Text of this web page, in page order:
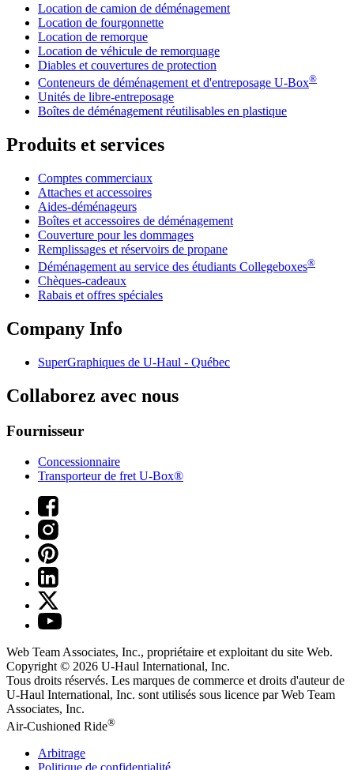
Location de camion de déménagement
Location de fourgonnette
Location de remorque
Location de véhicule de remorquage
Diables et couvertures de protection
Conteneurs de déménagement et d'entreposage U-Box®
Unités de libre-entreposage
Boîtes de déménagement réutilisables en plastique
Produits et services
Comptes commerciaux
Attaches et accessoires
Aides-déménageurs
Boîtes et accessoires de déménagement
Couverture pour les dommages
Remplissages et réservoirs de propane
Déménagement au service des étudiants Collegeboxes®
Chèques-cadeaux
Rabais et offres spéciales
Company Info
SuperGraphiques de U-Haul - Québec
Collaborez avec nous
Fournisseur
Concessionnaire
Transporteur de fret U-Box®
Web Team Associates, Inc., propriétaire et exploitant du site Web.
Copyright © 2026 U-Haul International, Inc.
Tous droits réservés. Les marques de commerce et droits d'auteur de
U-Haul International, Inc. sont utilisés sous licence par Web Team
Associates, Inc.
Air-Cushioned Ride®
Arbitrage
Politique de confidentialité